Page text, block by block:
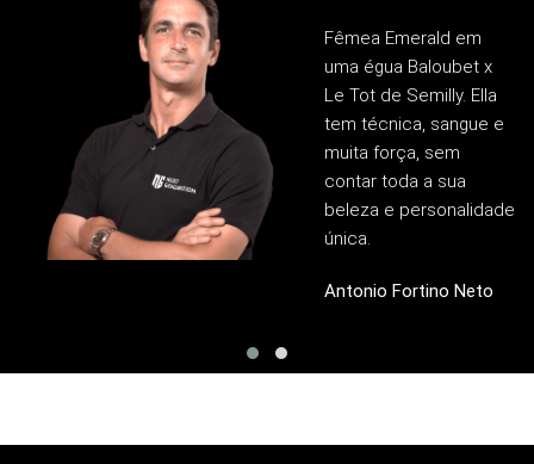
Fêmea Emerald em
uma égua Baloubet x
Le Tot de Semilly. Ella
tem técnica, sangue e
muita força, sem
contar toda a sua
beleza e personalidade
única.
Antonio Fortino Neto